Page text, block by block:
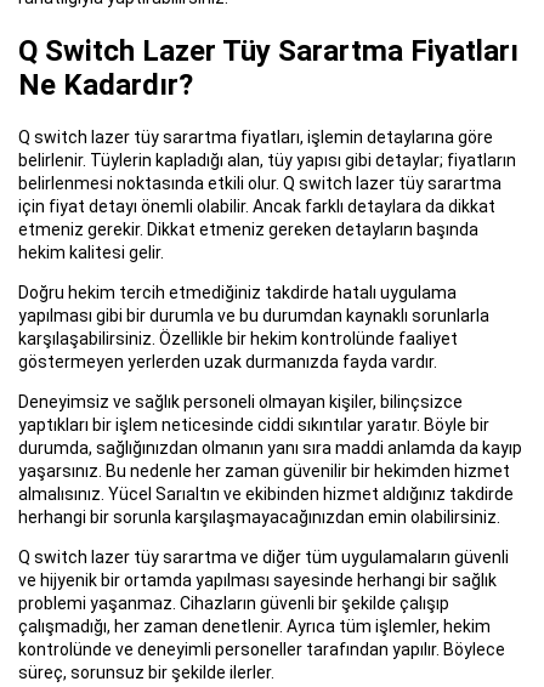
Q Switch Lazer Tüy Sarartma Fiyatları
Ne Kadardır?
Q switch lazer tüy sarartma fiyatları, işlemin detaylarına göre
belirlenir. Tüylerin kapladığı alan, tüy yapısı gibi detaylar; fiyatların
belirlenmesi noktasında etkili olur. Q switch lazer tüy sarartma
için fiyat detayı önemli olabilir. Ancak farklı detaylara da dikkat
etmeniz gerekir. Dikkat etmeniz gereken detayların başında
hekim kalitesi gelir.
Doğru hekim tercih etmediğiniz takdirde hatalı uygulama
yapılması gibi bir durumla ve bu durumdan kaynaklı sorunlarla
karşılaşabilirsiniz. Özellikle bir hekim kontrolünde faaliyet
göstermeyen yerlerden uzak durmanızda fayda vardır.
Deneyimsiz ve sağlık personeli olmayan kişiler, bilinçsizce
yaptıkları bir işlem neticesinde ciddi sıkıntılar yaratır. Böyle bir
durumda, sağlığınızdan olmanın yanı sıra maddi anlamda da kayıp
yaşarsınız. Bu nedenle her zaman güvenilir bir hekimden hizmet
almalısınız. Yücel Sarıaltın ve ekibinden hizmet aldığınız takdirde
herhangi bir sorunla karşılaşmayacağınızdan emin olabilirsiniz.
Q switch lazer tüy sarartma ve diğer tüm uygulamaların güvenli
ve hijyenik bir ortamda yapılması sayesinde herhangi bir sağlık
problemi yaşanmaz. Cihazların güvenli bir şekilde çalışıp
çalışmadığı, her zaman denetlenir. Ayrıca tüm işlemler, hekim
kontrolünde ve deneyimli personeller tarafından yapılır. Böylece
süreç, sorunsuz bir şekilde ilerler.